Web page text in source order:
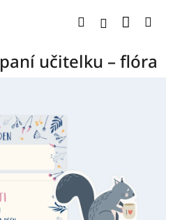
HledatPřihlášení
učitelku – flóra